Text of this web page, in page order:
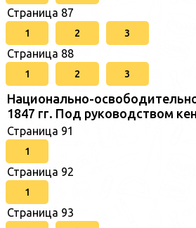
Страница 87
1 2 3
Страница 88
1 2 3
Национально-
1847 гг. Под руководством
Страница 91
1
Страница 92
1
Страница 93